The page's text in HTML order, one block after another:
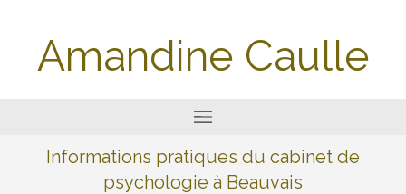
Amandine Caulle
Informations pratiques du cabinet de
psychologie à Beauvais